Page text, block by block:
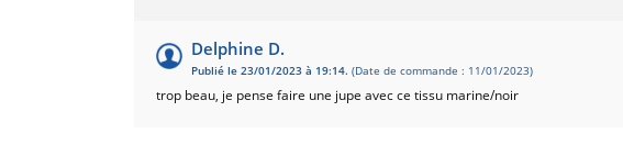
Delphine D.
Publié le 23/01/2023 à 19:14. (Date de commande : 11/01/2023)
trop beau, je pense faire une jupe avec ce tissu marine/noir